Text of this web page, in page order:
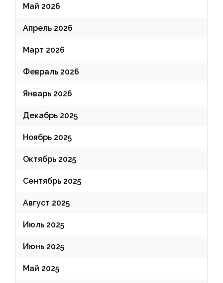
Май 2026
Апрель 2026
Март 2026
Февраль 2026
Январь 2026
Декабрь 2025
Ноябрь 2025
Октябрь 2025
Сентябрь 2025
Август 2025
Июль 2025
Июнь 2025
Май 2025